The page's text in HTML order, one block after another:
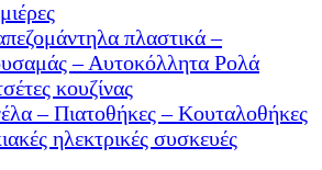
πλαστικά –
– Αυτοκόλλητα Ρολά
κουζίνας
– Πιατοθήκες – Κουταλοθήκες
ηλεκτρικές συσκευές